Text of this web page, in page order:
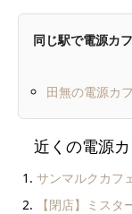
同じ駅で電源カ
田無の電源カ
近くの電源カ
サンマルクカフ
【閉店】ミス